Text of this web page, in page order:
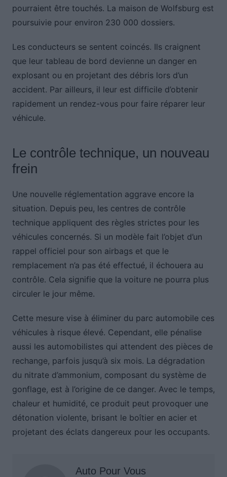
pourraient être touchés. La maison de Wolfsburg est
poursuivie pour environ 230 000 dossiers.
Les conducteurs se sentent coincés. Ils craignent
que leur tableau de bord devienne un danger en
explosant ou en projetant des débris lors d’un
accident. Par ailleurs, il leur est difficile d’obtenir
rapidement un rendez-vous pour faire réparer leur
véhicule.
Le contrôle technique, un nouveau
frein
Une nouvelle réglementation aggrave encore la
situation. Depuis peu, les centres de contrôle
technique appliquent des règles strictes pour les
véhicules concernés. Si un modèle fait l’objet d’un
rappel officiel pour son airbags et que le
remplacement n’a pas été effectué, il échouera au
contrôle. Cela signifie que la voiture ne pourra plus
circuler le jour même.
Cette mesure vise à éliminer du parc automobile ces
véhicules à risque élevé. Cependant, elle pénalise
aussi les automobilistes qui attendent des pièces de
rechange, parfois jusqu’à six mois. La dégradation
du nitrate d’ammonium, composant du système de
gonflage, est à l’origine de ce danger. Avec le temps,
chaleur et humidité, ce produit peut provoquer une
détonation violente, brisant le boîtier en acier et
projetant des éclats dangereux pour les occupants.
Auto Pour Vous